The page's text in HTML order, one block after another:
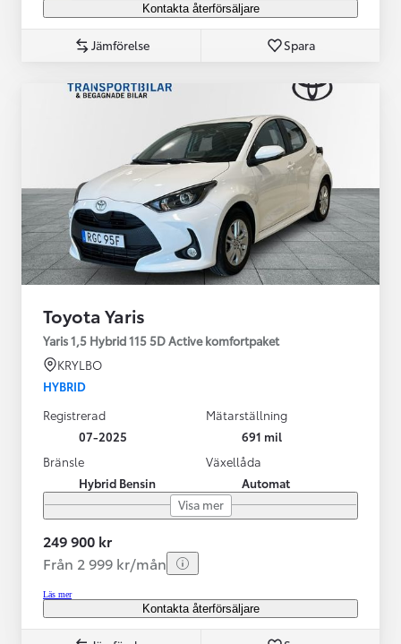
Kontakta återförsäljare
Jämförelse Spara
Toyota Yaris
Yaris 1,5 Hybrid 115 5D Active komfortpaket
KRYLBO
HYBRID
Registrerad
07-2025
Mätarställning
691 mil
Bränsle
Hybrid Bensin
Växellåda
Automat
Visa mer
249 900 kr
Från 2 999 kr/mån
Läs mer
Kontakta återförsäljare